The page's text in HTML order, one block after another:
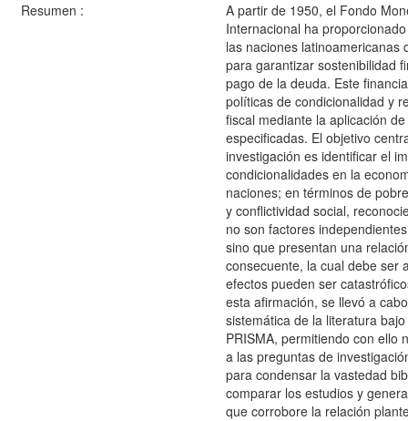
Resumen :
A partir de 1950, el Fondo
Internacional ha
las naciones latinoamericanas
para garantizar sostenibilidad
pago de la deuda. Este
políticas de condicionalidad y
fiscal mediante la aplicación
especificadas. El objetivo
investigación es identificar el
condicionalidades en la
naciones; en términos de
y conflictividad social,
no son factores
sino que presentan una
consecuente, la cual debe ser
efectos pueden ser
esta afirmación, se llevó a
sistemática de la literatura
PRISMA, permitiendo con ello
a las preguntas de
para condensar la vastedad
comparar los estudios y
que corrobore la relación